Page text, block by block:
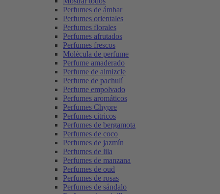
Perfumes de ámbar
Perfumes orientales
Perfumes florales
Perfumes afrutados
Perfumes frescos
Molécula de perfume
Perfume amaderado
Perfume de almizcle
Perfume de pachulí
Perfume empolvado
Perfumes aromáticos
Perfumes Chypre
Perfumes citricos
Perfumes de bergamota
Perfumes de coco
Perfumes de jazmín
Perfumes de lila
Perfumes de manzana
Perfumes de oud
Perfumes de rosas
Perfumes de sándalo